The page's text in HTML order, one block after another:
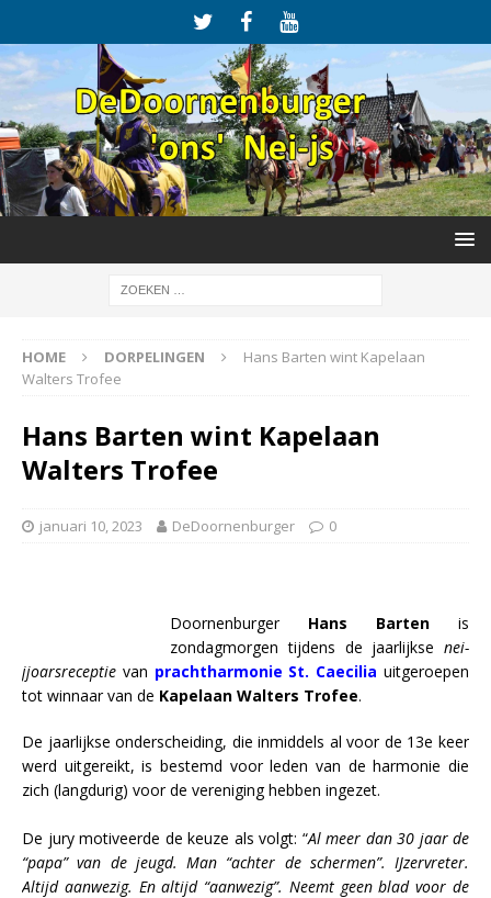
HOME DORPELINGEN
Hans Barten wint Kapelaan
Walters Trofee
Hans Barten wint Kapelaan
Walters Trofee
januari 10, 2023 DeDoornenburger 0
Doornenburger Hans Barten is
zondagmorgen tijdens de jaarlijkse nei-
jjoarsreceptie van prachtharmonie St. Caecilia uitgeroepen
tot winnaar van de Kapelaan Walters Trofee.
De jaarlijkse onderscheiding, die inmiddels al voor de 13e keer
werd uitgereikt, is bestemd voor leden van de harmonie die
zich (langdurig) voor de vereniging hebben ingezet.
De jury motiveerde de keuze als volgt: “Al meer dan 30 jaar de
“papa” van de jeugd. Man “achter de schermen”. IJzervreter.
Altijd aanwezig. En altijd “aanwezig”. Neemt geen blad voor de